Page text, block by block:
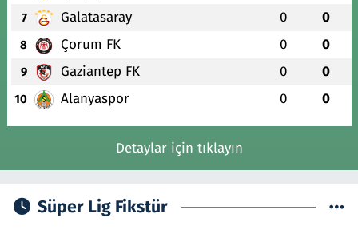
7 Galatasaray 0 0
8 Çorum FK 0 0
9 Gaziantep FK 0 0
10 Alanyaspor 0 0
Detaylar için tıklayın
Süper Lig Fikstür